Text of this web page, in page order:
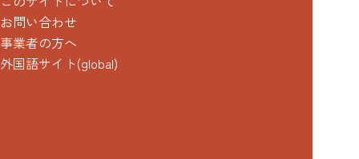
お問い合わせ
事業者の方へ
外国語サイト(global)